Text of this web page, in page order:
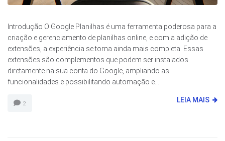
Introdução O Google Planilhas é uma ferramenta poderosa para a
criação e gerenciamento de planilhas online, e com a adição de
extensões, a experiência se torna ainda mais completa. Essas
extensões são complementos que podem ser instalados
diretamente na sua conta do Google, ampliando as
funcionalidades e possibilitando automação e...
2 LEIA MAIS